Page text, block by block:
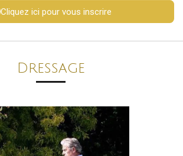
Cliquez ici pour vous inscrire
Dressage